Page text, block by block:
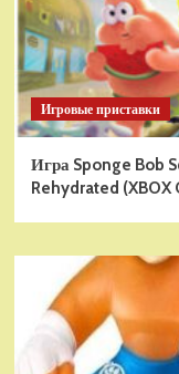
Игровые приставки
Игра Sponge Bob
Rehydrated (XBOX